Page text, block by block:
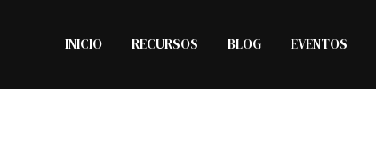
INICIO RECURSOS BLOG EVENTOS